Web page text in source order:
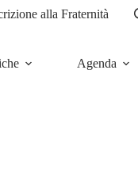
alla Fraternità
Agenda